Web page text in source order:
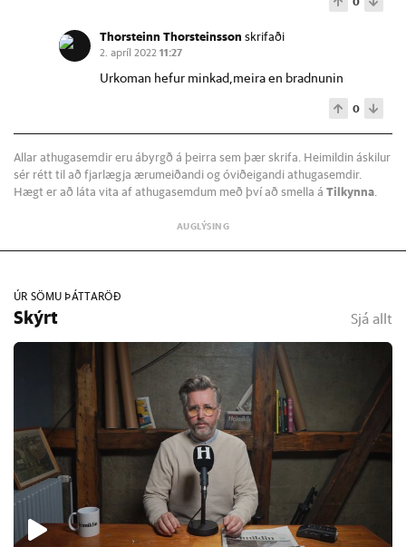
Thorsteinn Thorsteinsson skrifaði
2. apríl 2022 11:27
Urkoman hefur minkad,meira en bradnunin
0
Allar athugasemdir eru ábyrgð á þeirra sem þær skrifa. Heimildin áskilur
sér rétt til að fjarlægja ærumeiðandi og óviðeigandi athugasemdir.
Hægt er að láta vita af athugasemdum með því að smella á Tilkynna
ÚR SÖMU ÞÁTTARÖÐ
Skýrt Sjá allt